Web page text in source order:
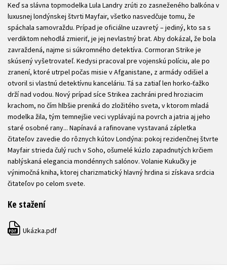
Keď sa slávna topmodelka Lula Landry zrúti zo zasneženého balkóna v
luxusnej londýnskej štvrti Mayfair, všetko nasvedčuje tomu, že
spáchala samovraždu. Prípad je oficiálne uzavretý – jediný, kto sa s
verdiktom nehodlá zmieriť, je jej nevlastný brat. Aby dokázal, že bola
zavraždená, najme si súkromného detektíva. Cormoran Strike je
skúsený vyšetrovateľ. Kedysi pracoval pre vojenskú políciu, ale po
zranení, ktoré utrpel počas misie v Afganistane, z armády odišiel a
otvoril si vlastnú detektívnu kanceláriu. Tá sa zatiaľ len horko-ťažko
drží nad vodou. Nový prípad síce Strikea zachráni pred hroziacim
krachom, no čím hlbšie preniká do zložitého sveta, v ktorom mladá
modelka žila, tým temnejšie veci vyplávajú na povrch a jatria aj jeho
staré osobné rany... Napínavá a rafinovane vystavaná zápletka
čitateľov zavedie do rôznych kútov Londýna: pokoj rezidenčnej štvrte
Mayfair strieda čulý ruch v Soho, ošumelé kúzlo zapadnutých krčiem
nablýskaná elegancia mondénnych salónov. Volanie Kukučky je
výnimočná kniha, ktorej charizmatický hlavný hrdina si získava srdcia
čitateľov po celom svete.
Ke stažení
PDF Ukázka.pdf